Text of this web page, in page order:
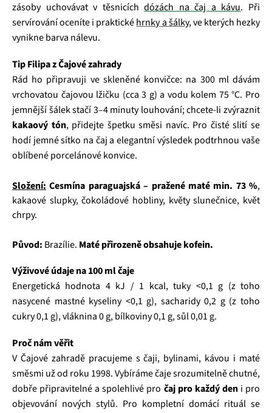
zásoby uchovávat v těsnicíchdózách na čaj a kávu. Při
servírování oceníte i praktickéhrnky a šálky, ve kterých hezky
vynikne barva nálevu.
Tip Filipa z Čajové zahrady
Rád ho připravuji ve skleněné konvičce: na 300 ml dávám
vrchovatou čajovou lžičku (cca 3 g) a vodu kolem 75 °C. Pro
jemnější šálek stačí 3–4 minuty louhování; chcete-li zvýraznit
kakaový tón, přidejte špetku směsi navíc. Pro čisté slití se
hodí jemné sítko na čaj a elegantní výsledek podtrhnou vaše
oblíbené porcelánové konvice.
Složení: Cesmína paraguajská – pražené maté min. 73 %,
kakaové slupky, čokoládové hobliny, květy slunečnice, květ
chrpy.
Původ: Brazílie. Maté přirozeně obsahuje kofein.
Výživové údaje na 100 ml čaje
Energetická hodnota 4 kJ / 1 kcal, tuky <0,1 g (z toho
nasycené mastné kyseliny <0,1 g), sacharidy 0,2 g (z toho
cukry 0,1 g), vláknina 0 g, bílkoviny 0,1 g, sůl 0,01 g.
Proč nám věřit
V Čajové zahradě pracujeme s čaji, bylinami, kávou i maté
směsmi už od roku 1998. Vybíráme čaje srozumitelně chutné,
dobře připravitelné a spolehlivé pro čaj pro každý deni pro
objevování nových stylů. Pro kompletní domácí rituál se